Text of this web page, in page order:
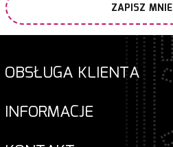
ZAPISZ MNIE
OBSŁUGA KLIENTA
INFORMACJE